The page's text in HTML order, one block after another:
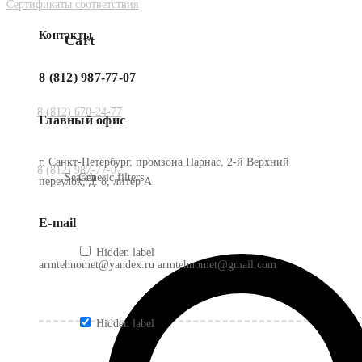
8 (812) 670-24-77
8 (812) 987-77-07
Cart
Search
Generic filters
Hidden label
Hidden label
Сертификаты соответствия
Контакты
8 (812) 987-77-07
Главный офис
г. Санкт-Петербург, промзона Парнас, 2-й Верхний
переулок, д. 8, литер А
E-mail
armtehnomet@yandex.ru armtehnomet@gmail.com